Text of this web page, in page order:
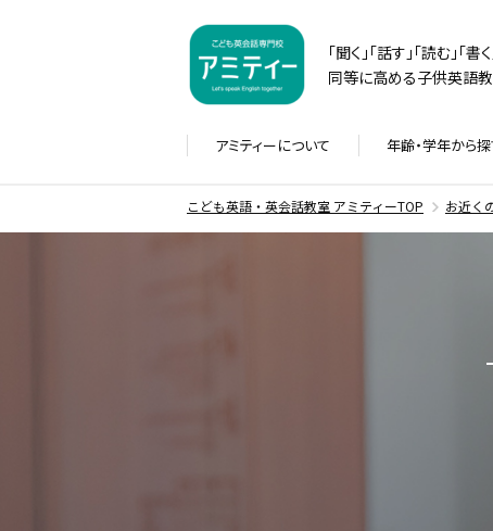
「聞く」「話す」「読む」「
同等に高める子供英語教
アミティーについて 年齢・学年から
こども英語・英会話教室 アミティーTOP お近く